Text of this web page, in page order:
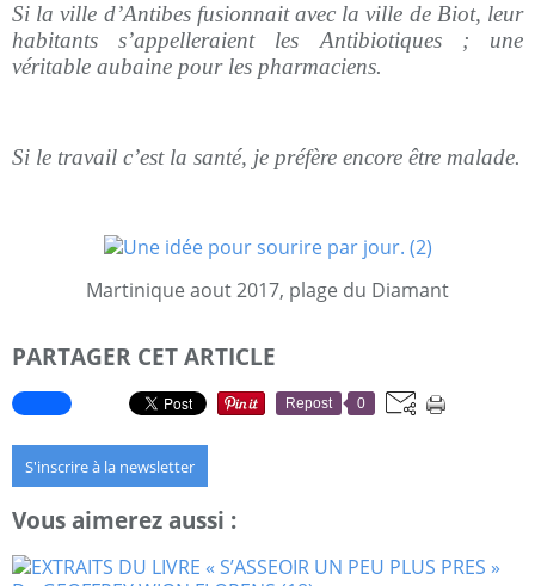
Si la ville d’Antibes fusionnait avec la ville de Biot, leur
habitants s’appelleraient les Antibiotiques ; une
véritable aubaine pour les pharmaciens.
Si le travail c’est la santé, je préfère encore être malade.
Martinique aout 2017, plage du Diamant
PARTAGER CET ARTICLE
Repost 0
S'inscrire à la newsletter
Vous aimerez aussi :